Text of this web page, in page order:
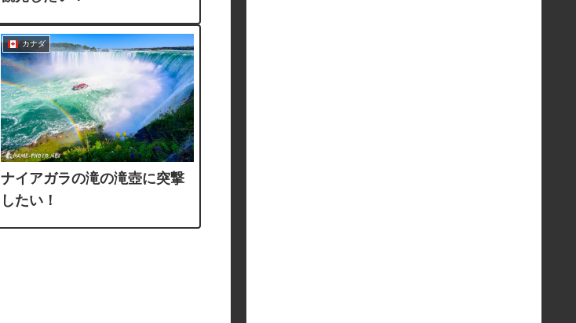
カナダ
ナイアガラの滝の滝壺に突撃
したい！